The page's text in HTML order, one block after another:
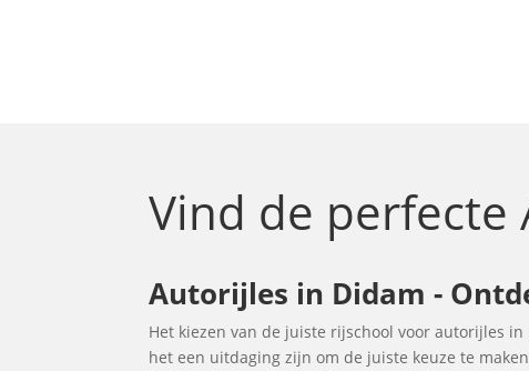
Vind de perfecte
Autorijles in Didam -
Het kiezen van de juiste rijschool voor autorijles
het een uitdaging zijn om de juiste keuze te